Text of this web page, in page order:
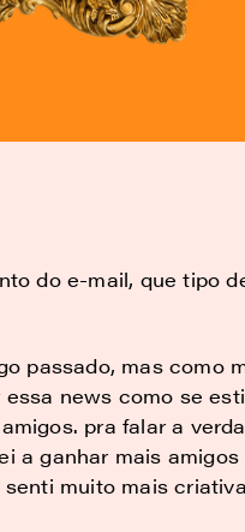
do e-mail, que tipo
passado, mas como
news como se
pra falar a
a ganhar mais amigos
muito mais